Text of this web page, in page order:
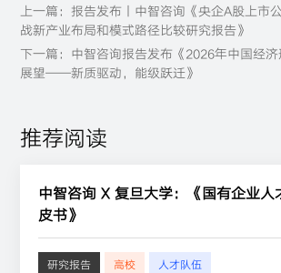
上一篇：报告发布丨中智咨询《央企A股上市
战新产业布局和模式路径比较研究报告》
下一篇：中智咨询报告发布《2026年中国经
展望——新质驱动，能级跃迁》
推荐阅读
中智咨询 X 复旦大学：《国有企业人
皮书》
研究报告 高校 人才队伍